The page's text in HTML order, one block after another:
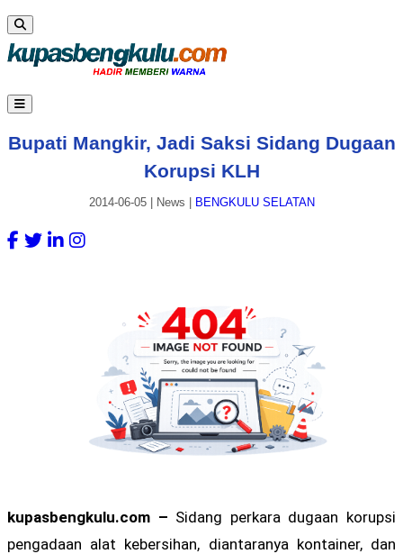
Bupati Mangkir, Jadi Saksi Sidang Dugaan
Korupsi KLH
2014-06-05| News BENGKULU SELATAN
kupasbengkulu.com – Sidang perkara dugaan korupsi
pengadaan alat kebersihan, diantaranya kontainer, dan